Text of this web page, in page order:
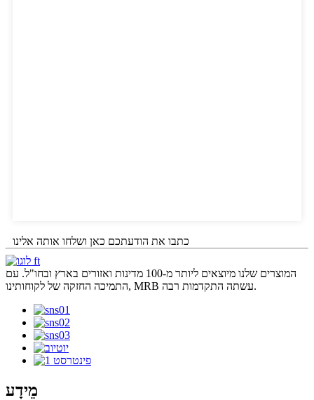
כתבו את הודעתכם כאן ושלחו אותה אלינו
המוצרים שלנו מיוצאים ליותר מ-100 מדינות ואזורים בארץ ובחו"ל. עם
התמיכה החזקה של לקוחותינו, MRB עשתה התקדמות רבה.
מֵידָע